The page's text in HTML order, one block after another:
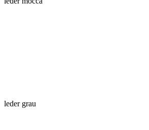
leder grau